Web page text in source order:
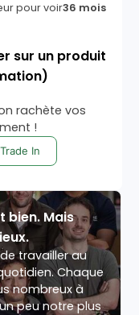
pour voir36 mois
sur un produit
rachète vos
!
In
bien. Mais
travailler au
Chaque
nombreux à
peu notre plus